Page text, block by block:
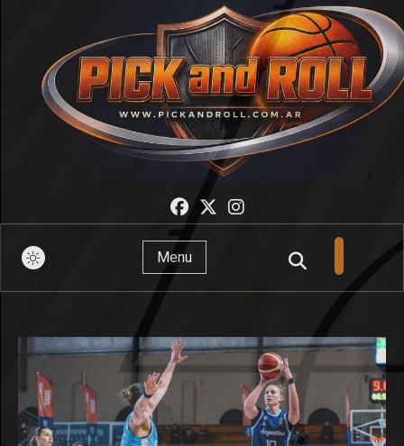
Pick And Roll
Menu